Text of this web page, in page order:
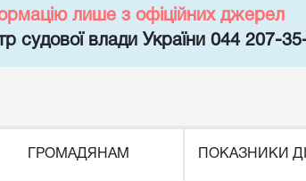
лише з офіційних джерел
судової влади України 044 207-
ГРОМАДЯНАМ ПОКАЗНИКИ